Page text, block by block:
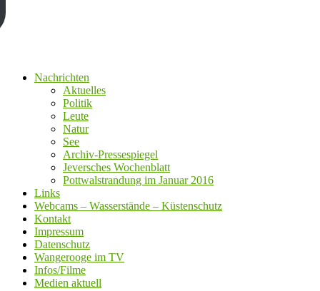
Nachrichten
Aktuelles
Politik
Leute
Natur
See
Archiv-Pressespiegel
Jeversches Wochenblatt
Pottwalstrandung im Januar 2016
Links
Webcams – Wasserstände – Küstenschutz
Kontakt
Impressum
Datenschutz
Wangerooge im TV
Infos/Filme
Medien aktuell